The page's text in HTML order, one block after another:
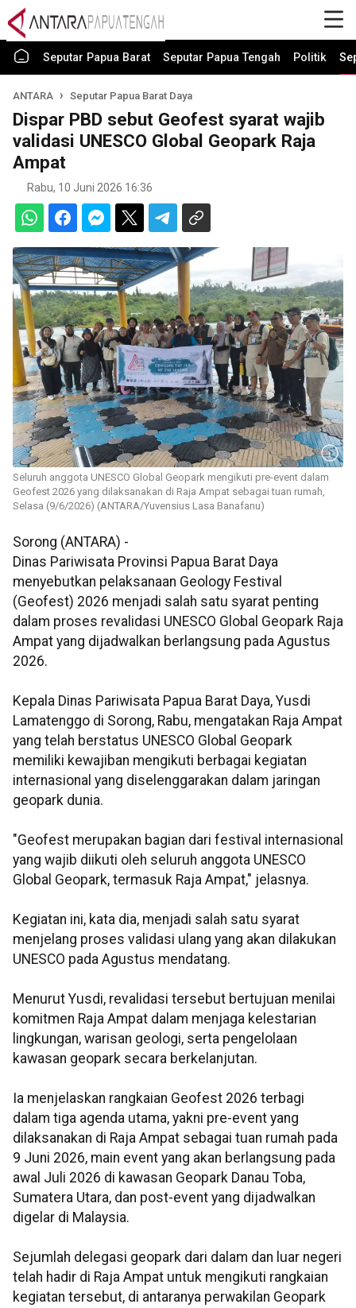
Seputar Papua Barat Seputar Papua Tengah Politik
ANTARA Seputar Papua Barat Daya
Dispar PBD sebut Geofest syarat wajib
validasi UNESCO Global Geopark Raja
Ampat
Rabu, 10 Juni 2026 16:36
Seluruh anggota UNESCO Global Geopark mengikuti pre-event dalam
Geofest 2026 yang dilaksanakan di Raja Ampat sebagai tuan rumah,
Selasa (9/6/2026) (ANTARA/Yuvensius Lasa Banafanu)
Sorong (ANTARA) -
Dinas Pariwisata Provinsi Papua Barat Daya
menyebutkan pelaksanaan Geology Festival
(Geofest) 2026 menjadi salah satu syarat penting
dalam proses revalidasi UNESCO Global Geopark Raja
Ampat yang dijadwalkan berlangsung pada Agustus
2026.
Kepala Dinas Pariwisata Papua Barat Daya, Yusdi
Lamatenggo di Sorong, Rabu, mengatakan Raja Ampat
yang telah berstatus UNESCO Global Geopark
memiliki kewajiban mengikuti berbagai kegiatan
internasional yang diselenggarakan dalam jaringan
geopark dunia.
"Geofest merupakan bagian dari festival internasional
yang wajib diikuti oleh seluruh anggota UNESCO
Global Geopark, termasuk Raja Ampat," jelasnya.
Kegiatan ini, kata dia, menjadi salah satu syarat
menjelang proses validasi ulang yang akan dilakukan
UNESCO pada Agustus mendatang.
Menurut Yusdi, revalidasi tersebut bertujuan menilai
komitmen Raja Ampat dalam menjaga kelestarian
lingkungan, warisan geologi, serta pengelolaan
kawasan geopark secara berkelanjutan.
Ia menjelaskan rangkaian Geofest 2026 terbagi
dalam tiga agenda utama, yakni pre-event yang
dilaksanakan di Raja Ampat sebagai tuan rumah pada
9 Juni 2026, main event yang akan berlangsung pada
awal Juli 2026 di kawasan Geopark Danau Toba,
Sumatera Utara, dan post-event yang dijadwalkan
digelar di Malaysia.
Sejumlah delegasi geopark dari dalam dan luar negeri
telah hadir di Raja Ampat untuk mengikuti rangkaian
kegiatan tersebut, di antaranya perwakilan Geopark